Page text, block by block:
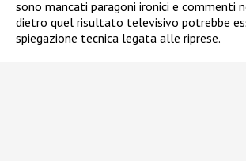
sono mancati paragoni ironici e commenti
dietro quel risultato televisivo potrebbe
spiegazione tecnica legata alle riprese.